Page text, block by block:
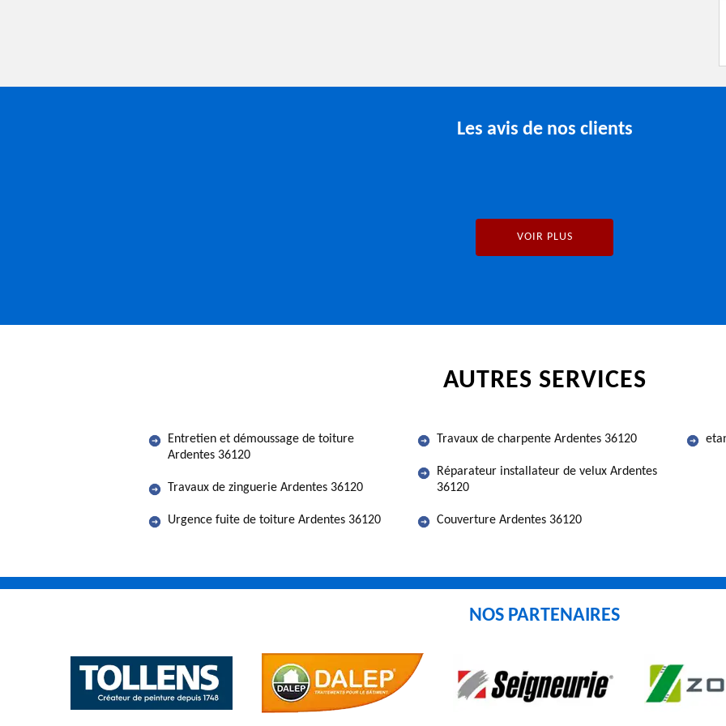
Les avis de nos clients
VOIR PLUS
AUTRES SERVICES
Entretien et démoussage de toiture
Ardentes 36120
Travaux de zinguerie Ardentes 36120
Urgence fuite de toiture Ardentes 36120
Travaux de charpente Ardentes 36120
Réparateur installateur de velux Ardentes
36120
Couverture Ardentes 36120
NOS PARTENAIRES